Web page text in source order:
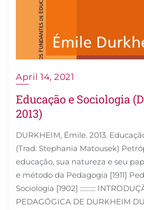
April 14, 2021
Educação e Sociologia
2013)
DURKHEIM, Émile. 2013.
(Trad. Stephania Matousek)
educação, sua natureza e seu
e método da Pedagogia [1911]
Sociologia [1902] ::::::::::
PEDAGÓGICA DE DURKHEIM